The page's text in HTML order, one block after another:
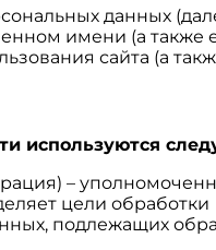
данных
имени (а также
сайта (а
используются
–
цели обработки
подлежащих